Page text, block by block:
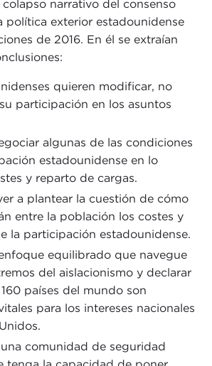
narrativo del consenso
política exterior estadounidense
de 2016. En él se extraían
quieren modificar, no
participación en los asuntos
algunas de las condiciones
estadounidense en lo
y reparto de cargas.
a plantear la cuestión de cómo
entre la población los costes y
la participación estadounidense.
equilibrado que navegue
del aislacionismo y declarar
países del mundo son
para los intereses nacionales
comunidad de seguridad